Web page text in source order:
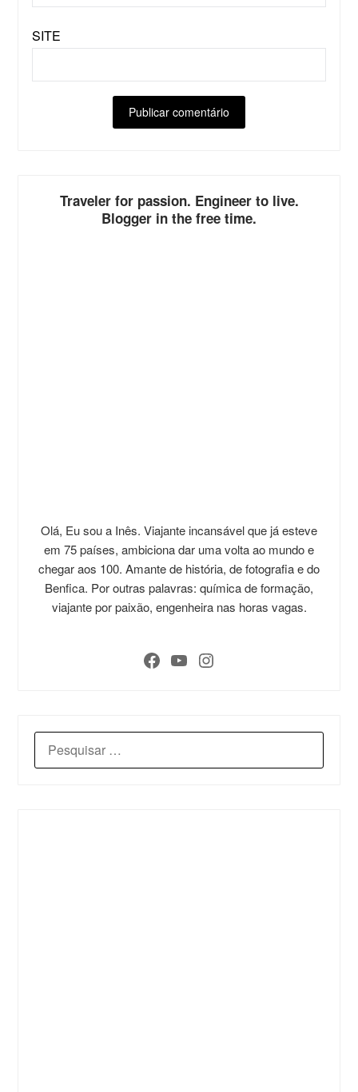
SITE
Traveler for passion. Engineer to live.
Blogger in the free time.
Olá, Eu sou a Inês. Viajante incansável que já esteve
em 75 países, ambiciona dar uma volta ao mundo e
chegar aos 100. Amante de história, de fotografia e do
Benfica. Por outras palavras: química de formação,
viajante por paixão, engenheira nas horas vagas.